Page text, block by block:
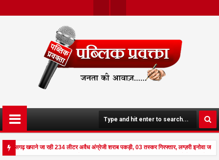
Ter
Boo
K
खपाने जा रही 234 लीटर अवैध अंग्रेजी शराब पकड़ी, 03 तस्कर गिरफ्तार, लग्ज़री इनोवा जब्त
अनूपपुर - घर पर किसान व नौकरानी का मिला रक्तरंजित शव, पत्नी गंभीर घायल में मेडिकल रेफर